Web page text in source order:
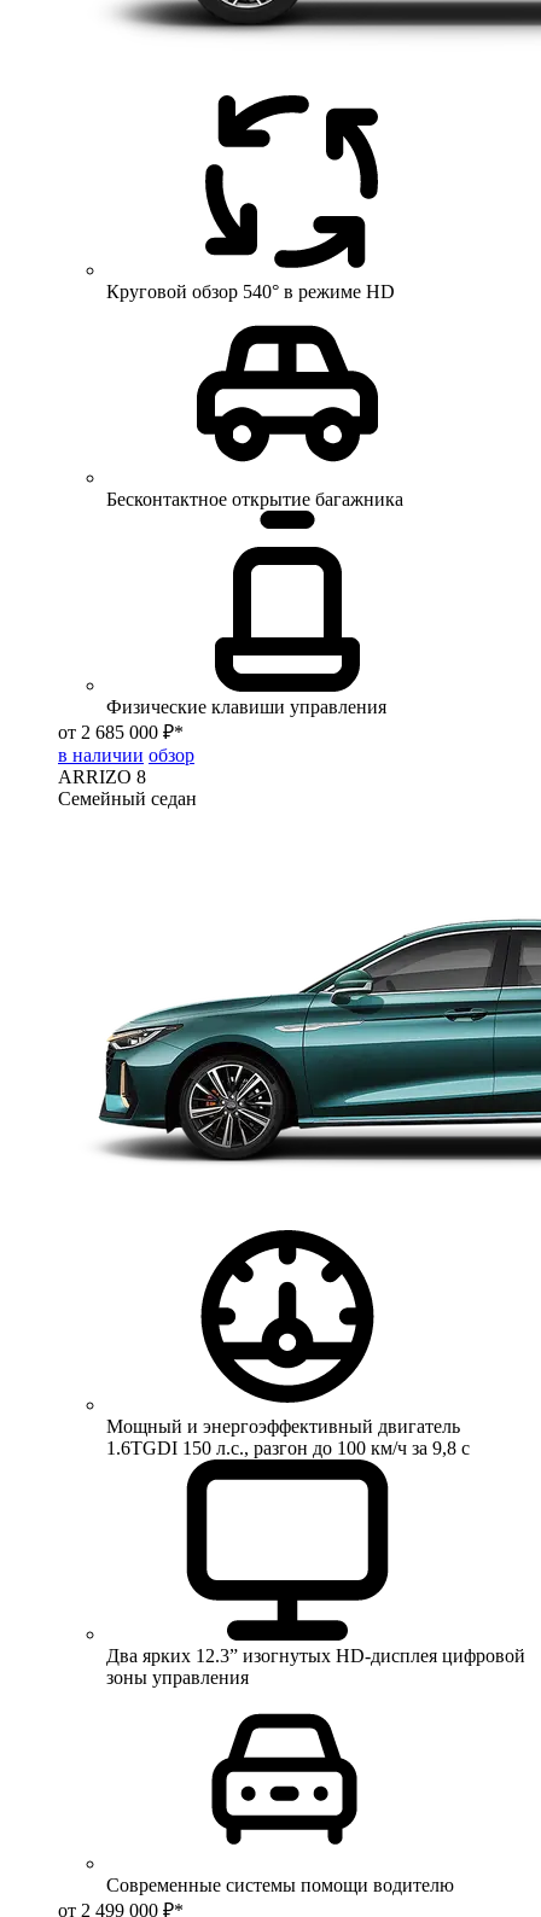
Круговой обзор 540° в режиме HD
Бесконтактное открытие багажника
Физические клавиши управления
от 2 685 000 ₽*
в наличии обзор
ARRIZO 8
Семейный седан
Мощный и энергоэффективный двигатель
1.6TGDI 150 л.с., разгон до 100 км/ч за 9,8 с
Два ярких 12.3” изогнутых HD-дисплея цифровой
зоны управления
Современные системы помощи водителю
от 2 499 000 ₽*